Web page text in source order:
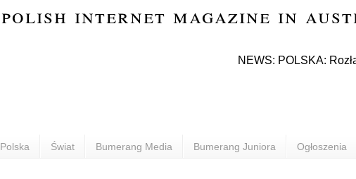
polish internet magazine in
NEWS: POLSKA: Rozłam
Polska Świat Bumerang Media Bumerang Juniora Ogłoszenia